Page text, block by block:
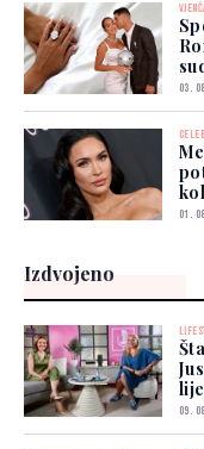
03.
01.
Izdvojeno
09.